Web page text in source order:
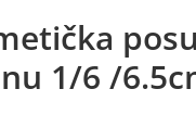
1/6 /